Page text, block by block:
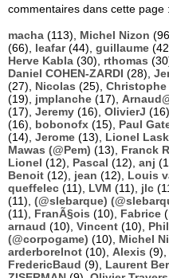
commentaires dans cette page :
macha (113), Michel Nizon
(66), leafar(44), guillaume
Herve Kabla (30), rthomas
Daniel COHEN-ZARDI (28),
(27), Nicolas (25), Christophe
(19), jmplanche (17),
(17), Jeremy (16), OlivierJ (16),
(16), bobonofx (15), Paul
(14), Jerome (13), Lionel
Mawas (@Pem) (13), Franck
Lionel (12), Pascal (12), anj
Benoit (12), jean (12), Louis
queffelec (11), LVM (11), jlc
(11), (@slebarque)
(11), FranÃ§ois (10), Fabrice
arnaud (10), Vincent (10),
(@corpogame) (10), Michel
arderborelnot (10), Alexis (9),
FredericBaud (9), Laurent